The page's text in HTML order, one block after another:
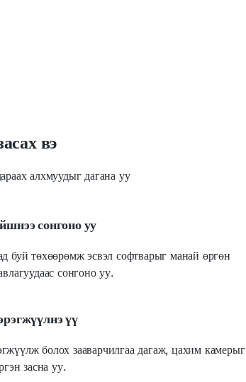
вэ
алхмуудыг дагана уу
сонгоно уу
буй төхөөрөмж эсвэл софтварыг манай өргөн
сонгоно уу.
үү
болох зааварчилгаа дагаж, цахим камерыг
засна уу.